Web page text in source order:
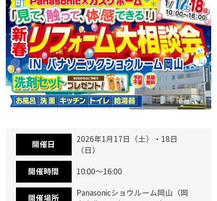
開催日
2026年1月17日（土）・18日
（日）
開催時間 10:00～16:00
開催場所
Panasonicショウルーム岡山（岡